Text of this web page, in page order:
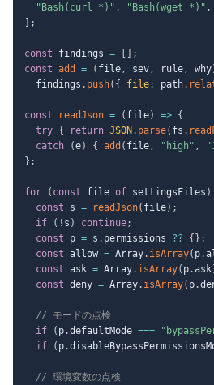
"Bash(curl *)" , "Bash(wget *)" ,
;
const findings =
;
const add = ( file, sev, rule, why
  findings
. push( { file : path.
const readJson = ( file) => {
try { return JSON . parse( fs .
catch
(e) { add ( file, "high" ,
} ;
for ( const file of settingsFiles )
const s = readJson( file) ;
if
( ! s ) continue;
const p = s . permissions ?? { } ;
const allow = Array. isArray( p.
const ask = Array. isArray( p.ask
const deny = Array. isArray( p.
// モードの点検
if
( p.defaultMode ===
if
( p.
// 環境変数の点検